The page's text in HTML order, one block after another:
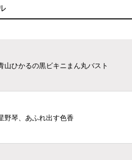
山ひかるの黒ビキニまん丸バスト
野琴、あふれ出す色香